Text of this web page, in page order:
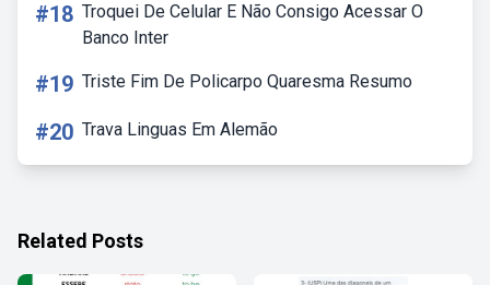
#18 Troquei De Celular E Não Consigo Acessar O
Banco Inter
#19 Triste Fim De Policarpo Quaresma Resumo
#20 Trava Linguas Em Alemão
Related Posts